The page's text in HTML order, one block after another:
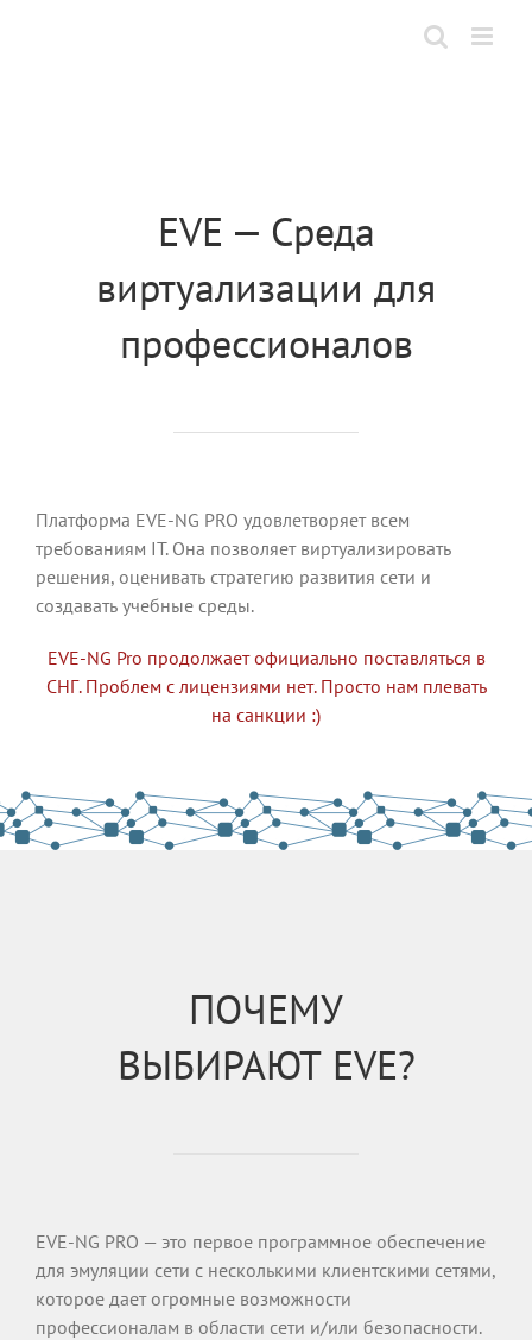
EVE — Среда
виртуализации для
профессионалов
Платформа EVE-NG PRO удовлетворяет всем
требованиям IT. Она позволяет виртуализировать
решения, оценивать стратегию развития сети и
создавать учебные среды.
EVE-NG Pro продолжает официально поставляться в
СНГ. Проблем с лицензиями нет. Просто нам плевать
на санкции :)
ПОЧЕМУ
ВЫБИРАЮТ EVE?
EVE-NG PRO — это первое программное обеспечение
для эмуляции сети с несколькими клиентскими сетями,
которое дает огромные возможности
профессионалам в области сети и/или безопасности.